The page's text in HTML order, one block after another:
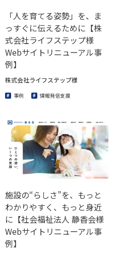
「人を育てる姿勢」を、ま
っすぐに伝えるために【株
式会社ライフステップ様
Webサイトリニューアル事
例】
株式会社ライフステップ様
事例 情報発信支援
施設の“らしさ”を、もっと
わかりやすく、もっと身近
に【社会福祉法人 静香会様
Webサイトリニューアル事
例】